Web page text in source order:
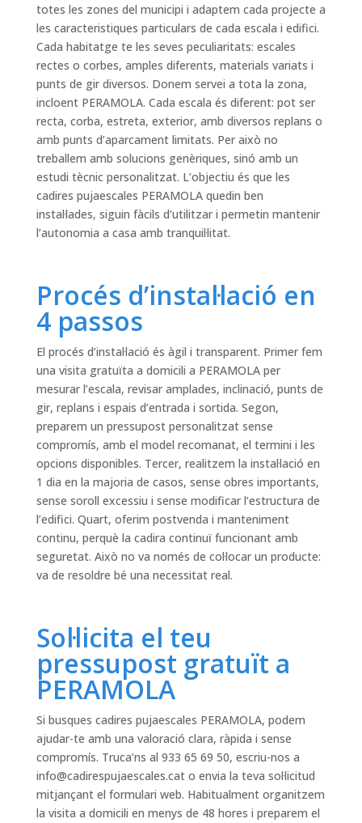
totes les zones del municipi i adaptem cada projecte a
les caracteristiques particulars de cada escala i edifici.
Cada habitatge te les seves peculiaritats: escales
rectes o corbes, amples diferents, materials variats i
punts de gir diversos. Donem servei a tota la zona,
incloent PERAMOLA. Cada escala és diferent: pot ser
recta, corba, estreta, exterior, amb diversos replans o
amb punts d’aparcament limitats. Per això no
treballem amb solucions genèriques, sinó amb un
estudi tècnic personalitzat. L’objectiu és que les
cadires pujaescales PERAMOLA quedin ben
instal·lades, siguin fàcils d’utilitzar i permetin mantenir
l’autonomia a casa amb tranquil·litat.
Procés d’instal·lació en
4 passos
El procés d’instal·lació és àgil i transparent. Primer fem
una visita gratuïta a domicili a PERAMOLA per
mesurar l’escala, revisar amplades, inclinació, punts de
gir, replans i espais d’entrada i sortida. Segon,
preparem un pressupost personalitzat sense
compromís, amb el model recomanat, el termini i les
opcions disponibles. Tercer, realitzem la instal·lació en
1 dia en la majoria de casos, sense obres importants,
sense soroll excessiu i sense modificar l’estructura de
l’edifici. Quart, oferim postvenda i manteniment
continu, perquè la cadira continuï funcionant amb
seguretat. Això no va només de col·locar un producte:
va de resoldre bé una necessitat real.
Sol·licita el teu
pressupost gratuït a
PERAMOLA
Si busques cadires pujaescales PERAMOLA, podem
ajudar-te amb una valoració clara, ràpida i sense
compromís. Truca’ns al 933 65 69 50, escriu-nos a
info@cadirespujaescales.cato envia la teva sol·licitud
mitjançant el formulari web. Habitualment organitzem
la visita a domicili en menys de 48 hores i preparem el